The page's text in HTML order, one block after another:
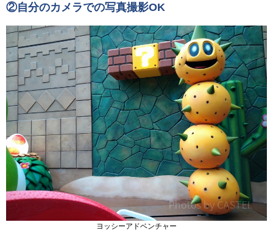
②自分のカメラでの写真撮影OK
ヨッシーアドベンチャー